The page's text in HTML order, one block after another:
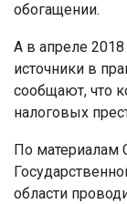
обогащении.
А в апреле
источники в
сообщают, что
налоговых
По материалам
области